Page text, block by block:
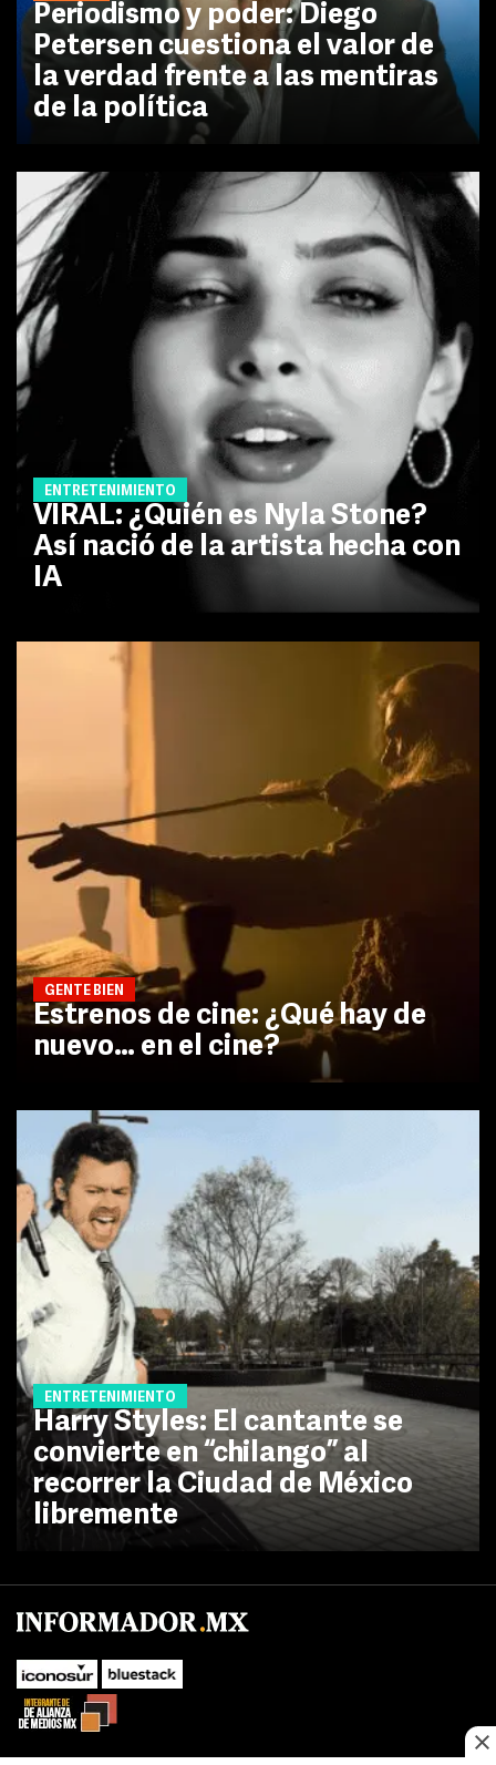
Periodismo y poder: Diego
Petersen cuestiona el valor de
la verdad frente a las mentiras
de la política
ENTRETENIMIENTO
VIRAL: ¿Quién es Nyla Stone?
Así nació de la artista hecha con
IA
GENTE BIEN
Estrenos de cine: ¿Qué hay de
nuevo… en el cine?
ENTRETENIMIENTO
Harry Styles: El cantante se
convierte en “chilango” al
recorrer la Ciudad de México
libremente